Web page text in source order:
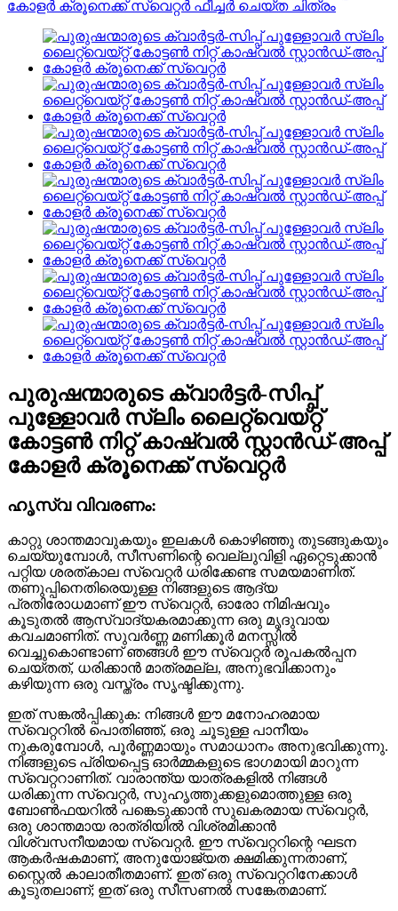
പുരുഷന്മാരുടെ ക്വാർട്ടർ-സിപ്പ്
പുള്ളോവർ സ്ലിം ലൈറ്റ്വെയ്റ്റ്
കോട്ടൺ നിറ്റ് കാഷ്വൽ സ്റ്റാൻഡ്-അപ്പ്
കോളർ ക്രൂനെക്ക് സ്വെറ്റർ
ഹൃസ്വ വിവരണം:
കാറ്റു ശാന്തമാവുകയും ഇലകൾ കൊഴിഞ്ഞു തുടങ്ങുകയും
ചെയ്യുമ്പോൾ, സീസണിന്റെ വെല്ലുവിളി ഏറ്റെടുക്കാൻ
പറ്റിയ ശരത്കാല സ്വെറ്റർ ധരിക്കേണ്ട സമയമാണിത്.
തണുപ്പിനെതിരെയുള്ള നിങ്ങളുടെ ആദ്യ
പ്രതിരോധമാണ് ഈ സ്വെറ്റർ, ഓരോ നിമിഷവും
കൂടുതൽ ആസ്വാദ്യകരമാക്കുന്ന ഒരു മൃദുവായ
കവചമാണിത്. സുവർണ്ണ മണിക്കൂർ മനസ്സിൽ
വെച്ചുകൊണ്ടാണ് ഞങ്ങൾ ഈ സ്വെറ്റർ രൂപകൽപ്പന
ചെയ്തത്, ധരിക്കാൻ മാത്രമല്ല, അനുഭവിക്കാനും
കഴിയുന്ന ഒരു വസ്ത്രം സൃഷ്ടിക്കുന്നു.
ഇത് സങ്കൽപ്പിക്കുക: നിങ്ങൾ ഈ മനോഹരമായ
സ്വെറ്ററിൽ പൊതിഞ്ഞ്, ഒരു ചൂടുള്ള പാനീയം
നുകരുമ്പോൾ, പൂർണ്ണമായും സമാധാനം അനുഭവിക്കുന്നു.
നിങ്ങളുടെ പ്രിയപ്പെട്ട ഓർമ്മകളുടെ ഭാഗമായി മാറുന്ന
സ്വെറ്ററാണിത്. വാരാന്ത്യ യാത്രകളിൽ നിങ്ങൾ
ധരിക്കുന്ന സ്വെറ്റർ, സുഹൃത്തുക്കളുമൊത്തുള്ള ഒരു
ബോൺഫയറിൽ പങ്കെടുക്കാൻ സുഖകരമായ സ്വെറ്റർ,
ഒരു ശാന്തമായ രാത്രിയിൽ വിശ്രമിക്കാൻ
വിശ്വസനീയമായ സ്വെറ്റർ. ഈ സ്വെറ്ററിന്റെ ഘടന
ആകർഷകമാണ്, അനുയോജ്യത ക്ഷമിക്കുന്നതാണ്,
സ്റ്റൈൽ കാലാതീതമാണ്. ഇത് ഒരു സ്വെറ്ററിനേക്കാൾ
കൂടുതലാണ്; ഇത് ഒരു സീസണൽ സങ്കേതമാണ്.